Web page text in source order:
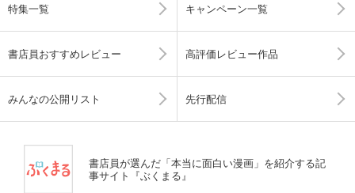
特集一覧 キャンペーン一覧
書店員おすすめレビュー 高評価レビュー作品
みんなの公開リスト 先行配信
書店員が選んだ「本当に面白い漫画」を紹介する記
事サイト『ぶくまる』